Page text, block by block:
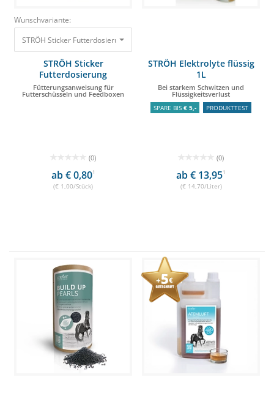
Wunschvariante:
STRÖH Sticker Futterdosierung Fütterungsanweisung für Futterschüsseln
STRÖH Sticker
Futterdosierung
Fütterungsanweisung für
Futterschüsseln und Feedboxen
(0)
ab € 0,801
(€ 1,00/Stück)
STRÖH Elektrolyte flüssig
1L
Bei starkem Schwitzen und
Flüssigkeitsverlust
SPARE BIS € 5,- PRODUKTTEST
(0)
ab € 13,951
(€ 14,70/Liter)